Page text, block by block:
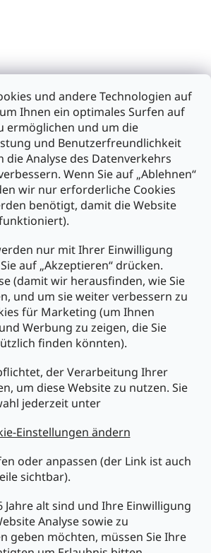
und andere Technologien auf
Ihnen ein optimales Surfen auf
ermöglichen und um die
und Benutzerfreundlichkeit
die Analyse des Datenverkehrs
Wenn Sie auf „Ablehnen“
wir nur erforderliche Cookies
benötigt, damit die Website
nur mit Ihrer Einwilligung
auf „Akzeptieren“ drücken.
(damit wir herausfinden, wie Sie
und um sie weiter verbessern zu
für Marketing (um Ihnen
Werbung zu zeigen, die Sie
finden könnten).
der Verarbeitung Ihrer
um diese Website zu nutzen. Sie
jederzeit unter
Einstellungen ändern
oder anpassen (der Link ist auch
sichtbar).
Jahre alt sind und Ihre Einwilligung
Analyse sowie zu
geben möchten, müssen Sie Ihre
ein und wir werden Ihnen Informationen
unserem E-Shop zusenden.
für den mükra Newsletter an,
kündbar! Mit der Anmeldung zum
Sie Ihr Einverständnis mit der
.